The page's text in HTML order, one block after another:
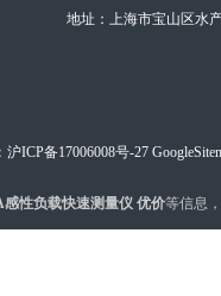
地址：上海市宝山区水
沪ICP备17006008号-27
性负载快速测量仪 优价等信息